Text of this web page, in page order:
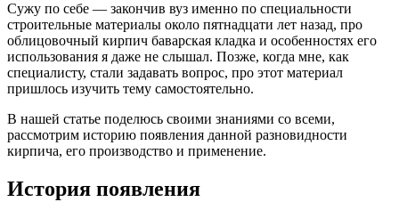
Сужу по себе — закончив вуз именно по специальности
строительные материалы около пятнадцати лет назад, про
облицовочный кирпич баварская кладка и особенностях его
использования я даже не слышал. Позже, когда мне, как
специалисту, стали задавать вопрос, про этот материал
пришлось изучить тему самостоятельно.
В нашей статье поделюсь своими знаниями со всеми,
рассмотрим историю появления данной разновидности
кирпича, его производство и применение.
История появления